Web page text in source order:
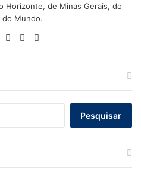
Horizonte, de Minas Gerais, do
do Mundo.
Facebook
X YouTube